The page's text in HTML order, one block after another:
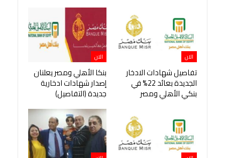
الان
تفاصيل شهادات الادخار
الجديدة بعائد 22% في
بنكي الأهلي ومصر
الان
بنكا الأهلي ومصر يعلنان
إصدار شهادات ادخارية
جديدة (التفاصيل)